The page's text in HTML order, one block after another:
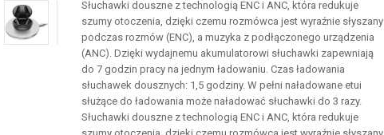
Słuchawki douszne z technologią ENC i ANC, która redukuje
szumy otoczenia, dzięki czemu rozmówca jest wyraźnie słyszany
podczas rozmów (ENC), a muzyka z podłączonego urządzenia
(ANC). Dzięki wydajnemu akumulatorowi słuchawki zapewniają
do 7 godzin pracy na jednym ładowaniu. Czas ładowania
słuchawek dousznych: 1,5 godziny. W pełni naładowane etui
służące do ładowania może naładować słuchawki do 3 razy.
Słuchawki douszne z technologią ENC i ANC, która redukuje